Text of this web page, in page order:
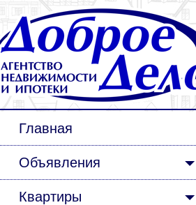
Главная
Объявления
Квартиры